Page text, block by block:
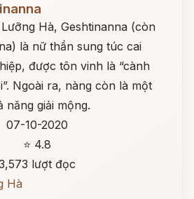
Hà, Geshtinanna (còn
là nữ thần sung túc cai
được tôn vinh là “cành
Ngoài ra, nàng còn là một
năng giải mộng.
07-10-2020
⭐ 4.8
lượt đọc
Hà